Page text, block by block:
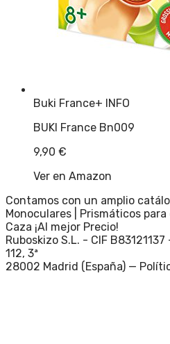
Buki France+ INFO
BUKI France Bn009
9,90 €
Ver en Amazon
Contamos con un amplio
Monoculares | Prismáticos
Caza ¡Al mejor Precio!
Ruboskizo S.L. - CIF
112, 3ª
28002 Madrid (España) —